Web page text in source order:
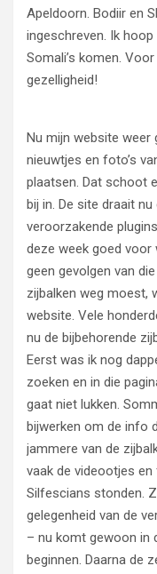
Apeldoorn. Bodiir en
ingeschreven. Ik
Somali’s komen.
gezelligheid!
Nu mijn website weer
nieuwtjes en foto’s
plaatsen. Dat schoot
bij in. De site draait
veroorzakende
deze week goed voor
geen gevolgen van
zijbalken weg moest,
website. Vele
nu de bijbehorende
Eerst was ik nog
zoeken en in die
gaat niet lukken.
bijwerken om de info
jammere van de
vaak de videootjes en
Silfescians stonden.
gelegenheid van de
– nu komt gewoon in
beginnen. Daarna de